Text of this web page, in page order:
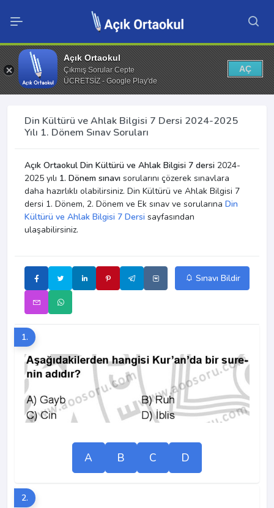
Açık Ortaokul
Çıkmış Sorular Cepte
ÜCRETSİZ - Google Play'de
AÇ
Din Kültürü ve Ahlak Bilgisi 7 Dersi 2024-2025
Yılı 1. Dönem Sınav Soruları
Açık Ortaokul Din Kültürü ve Ahlak Bilgisi 7 dersi 2024-
2025 yılı 1. Dönem sınavı sorularını çözerek sınavlara
daha hazırlıklı olabilirsiniz. Din Kültürü ve Ahlak Bilgisi 7
dersi 1. Dönem, 2. Dönem ve Ek sınav ve sorularına Din
Kültürü ve Ahlak Bilgisi 7 Dersi sayfasından
ulaşabilirsiniz.
Sınavı Bildir
1.
A B C D
2.